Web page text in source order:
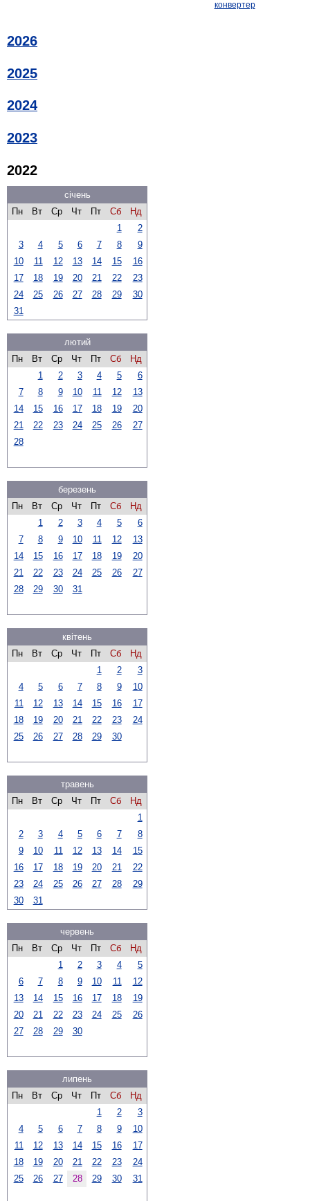
конвертер
2026
2025
2024
2023
2022
січень
Пн
Вт Ср Чт Пт Сб
Нд
1
2
3
4 5 6 7 8
9
10
11 12 13 14 15
16
17
18 19 20 21 22
23
24
25 26 27 28 29
30
31
лютий
Пн
Вт Ср Чт Пт Сб
Нд
1
2 3 4 5
6
7
8 9 10 11 12
13
14
15 16 17 18 19
20
21
22 23 24 25 26
27
28
березень
Пн
Вт Ср Чт Пт Сб
Нд
1
2 3 4 5
6
7
8 9 10 11 12
13
14
15 16 17 18 19
20
21
22 23 24 25 26
27
28
29 30 31
квітень
Пн
Вт Ср Чт Пт Сб
Нд
1
2
3
4
5 6 7 8 9
10
11
12 13 14 15 16
17
18
19 20 21 22 23
24
25
26 27 28 29 30
травень
Пн
Вт Ср Чт Пт Сб
Нд
1
2
3 4 5 6 7
8
9
10 11 12 13 14
15
16
17 18 19 20 21
22
23
24 25 26 27 28
29
30
31
червень
Пн
Вт Ср Чт Пт Сб
Нд
1
2 3 4
5
6
7 8 9 10 11
12
13
14 15 16 17 18
19
20
21 22 23 24 25
26
27
28 29 30
липень
Пн
Вт Ср Чт Пт Сб
Нд
1
2
3
4
5 6 7 8 9
10
11
12 13 14 15 16
17
18
19 20 21 22 23
24
25
26 27 28 29 30 31